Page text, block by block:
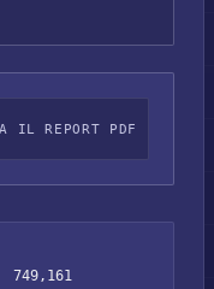
IL REPORT PDF
749,161